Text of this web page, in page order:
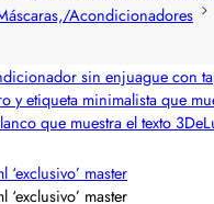
Acondicionadores